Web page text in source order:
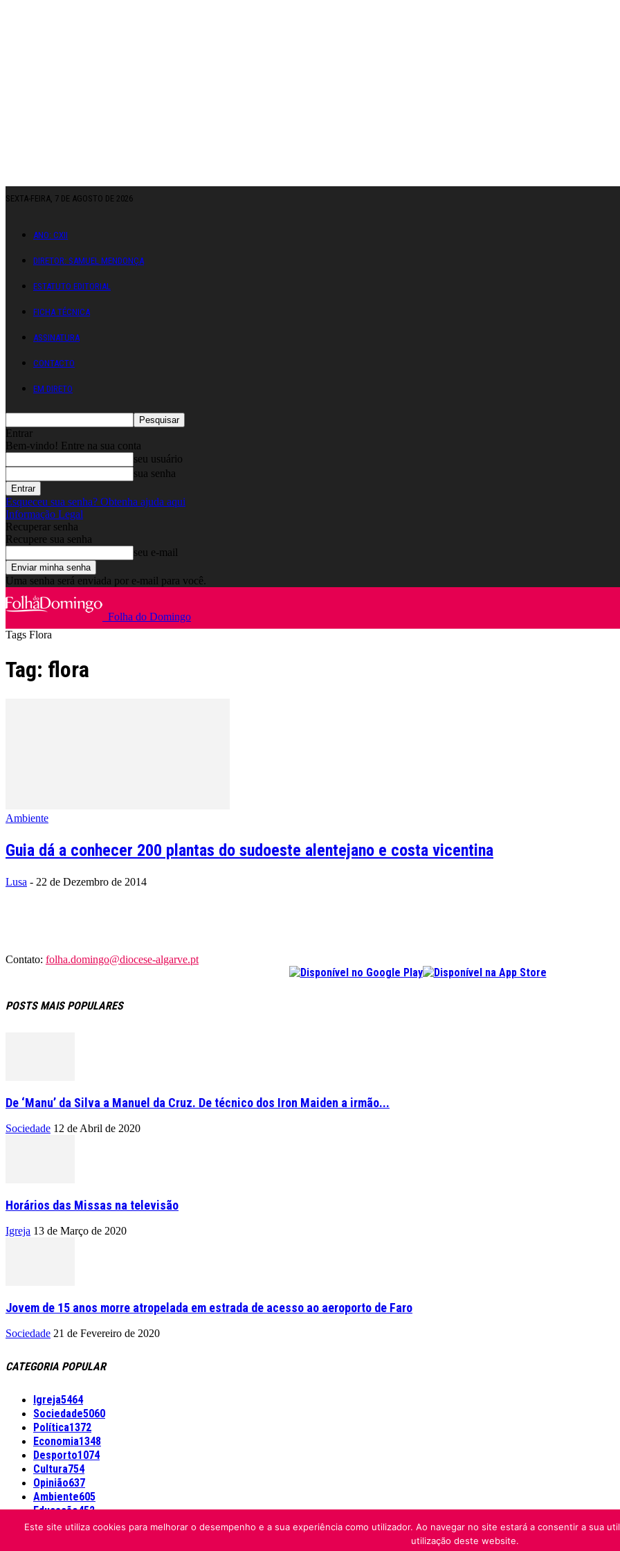
SEXTA-FEIRA, 7 DE AGOSTO DE 2026
ANO: CXII
DIRETOR: SAMUEL MENDONÇA
ESTATUTO EDITORIAL
FICHA TÉCNICA
ASSINATURA
CONTACTO
EM DIRETO
Entrar
Bem-vindo! Entre na sua conta
seu usuário
sua senha
Esqueceu sua senha? Obtenha ajuda aqui
Informação Legal
Recuperar senha
Recupere sua senha
seu e-mail
Uma senha será enviada por e-mail para você.
Folha do Domingo
Tags Flora
Tag: flora
Ambiente
Guia dá a conhecer 200 plantas do sudoeste alentejano e costa vicentina
Lusa - 22 de Dezembro de 2014
Contato: folha.domingo@diocese-algarve.pt
POSTS MAIS POPULARES
De ‘Manu’ da Silva a Manuel da Cruz. De técnico dos Iron Maiden a irmão...
Sociedade 12 de Abril de 2020
Horários das Missas na televisão
Igreja 13 de Março de 2020
Jovem de 15 anos morre atropelada em estrada de acesso ao aeroporto de Faro
Sociedade 21 de Fevereiro de 2020
CATEGORIA POPULAR
Igreja5464
Sociedade5060
Política1372
Economia1348
Desporto1074
Cultura754
Opinião637
Ambiente605
Educação452
Informação Legal
Este site utiliza cookies para melhorar o desempenho e a sua experiência como utilizador. Ao navegar no site estará a consentir a sua
utilização deste website.